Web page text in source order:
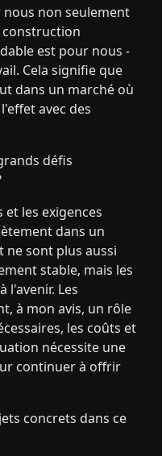
non seulement
est pour nous -
Cela signifie que
dans un marché où
avec des
défis
les exigences
dans un
ne sont plus aussi
stable, mais les
l'avenir. Les
à mon avis, un rôle
les coûts et
nécessite une
continuer à offrir
concrets dans ce